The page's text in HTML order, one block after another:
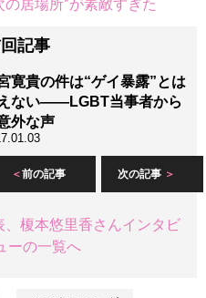
の居場所”が素敵すぎた
記事
寛貴の件は“ゲイ暴露”とは
ない――LGBT当事者から
外な声
前の記事 次の記事
、榎本悠里香さんインタビ
ーの一覧へ